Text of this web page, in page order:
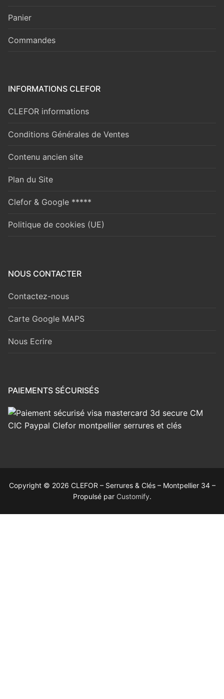
Panier
Commandes
INFORMATIONS CLEFOR
CLEFOR informations
Conditions Générales de Ventes
Contenu ancien site
Plan du Site
Clefor & Google *****
Politique de cookies (UE)
NOUS CONTACTER
Contactez-nous
Carte Google MAPS
Nous Ecrire
PAIEMENTS SÉCURISÉS
Copyright © 2026 CLEFOR – Serrures & Clés – Montpellier 34 –
Propulsé par Customify.